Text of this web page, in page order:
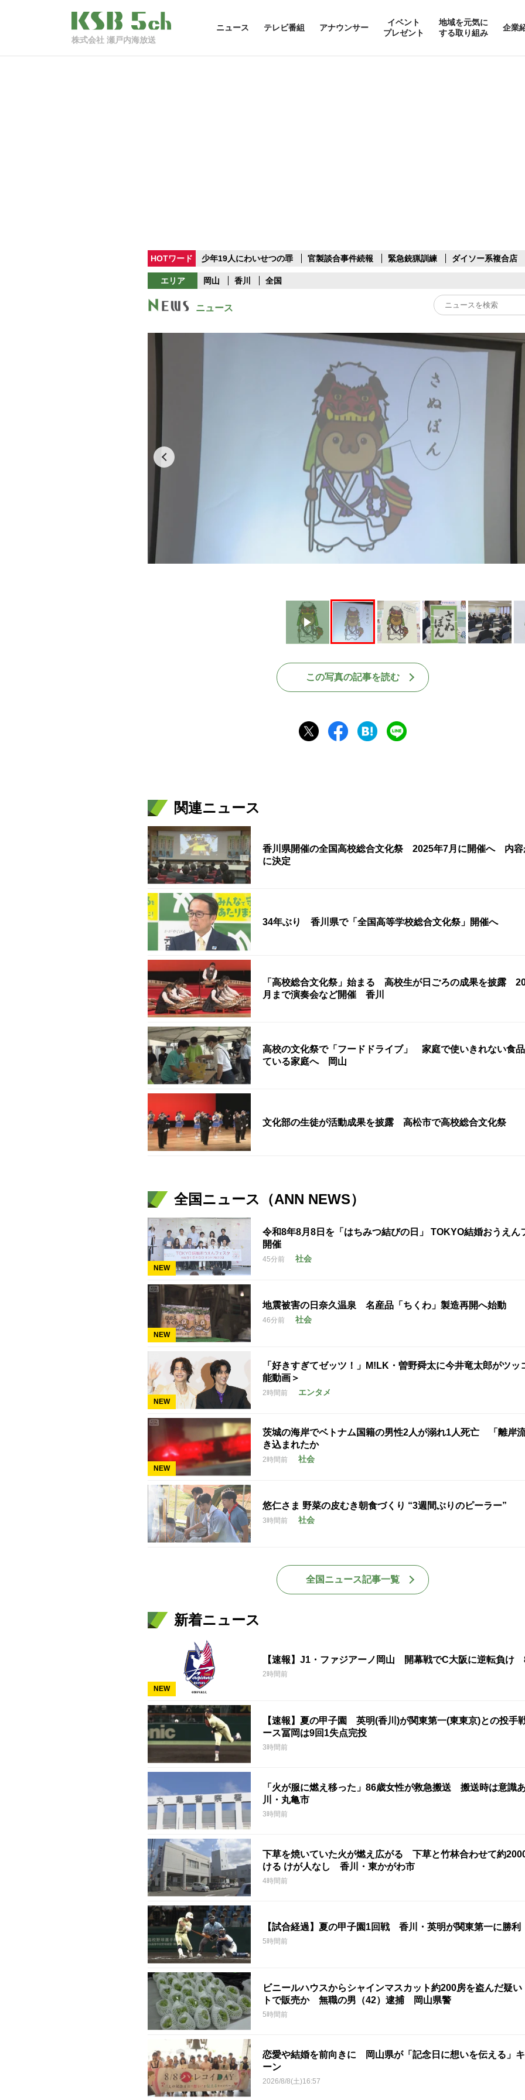
株式会社 瀬戸内海放送
ニュース テレビ番組 アナウンサー
イベント
プレゼント
地域を元気に
する取り組み
企業
HOTワード 少年19人にわいせつの罪 官製談合事件続報 緊急銃猟訓練 ダイソー系複合店
エリア 岡山 香川 全国
ニュース
Play
この写真の記事を読む
関連ニュース
香川県開催の全国高校総合文化祭 2025年7月に開催へ 内容
に決定
34年ぶり 香川県で「全国高等学校総合文化祭」開催へ
「高校総合文化祭」始まる 高校生が日ごろの成果を披露
月まで演奏会など開催 香川
高校の文化祭で「フードドライブ」 家庭で使いきれない食
ている家庭へ 岡山
文化部の生徒が活動成果を披露 高松市で高校総合文化祭
全国ニュース（ANN NEWS）
NEW
令和8年8月8日を「はちみつ結びの日」 TOKYO結婚おうえん
開催
45分前 社会
NEW
地震被害の日奈久温泉 名産品「ちくわ」製造再開へ始動
46分前 社会
NEW
「好きすぎてゼッツ！」M!LK・曽野舜太に今井竜太郎がツッ
能動画＞
2時間前 エンタメ
NEW
茨城の海岸でベトナム国籍の男性2人が溺れ1人死亡 「離岸
き込まれたか
2時間前 社会
悠仁さま 野菜の皮むき朝食づくり “3週間ぶりのピーラー”
3時間前 社会
全国ニュース記事一覧
新着ニュース
NEW
【速報】J1・ファジアーノ岡山 開幕戦でC大阪に逆転負け
2時間前
【速報】夏の甲子園 英明(香川)が関東第一(東東京)との投手
ース冨岡は9回1失点完投
3時間前
「火が服に燃え移った」86歳女性が救急搬送 搬送時は意識
川・丸亀市
3時間前
下草を焼いていた火が燃え広がる 下草と竹林合わせて約
ける けが人なし 香川・東かがわ市
4時間前
【試合経過】夏の甲子園1回戦 香川・英明が関東第一に勝利
5時間前
ビニールハウスからシャインマスカット約200房を盗んだ疑
トで販売か 無職の男（42）逮捕 岡山県警
5時間前
恋愛や結婚を前向きに 岡山県が「記念日に想いを伝える」
ーン
2026/8/8(土)16:57